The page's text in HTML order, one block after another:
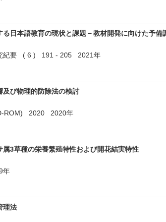
日本語教育の現状と課題－教材開発に向けた予備
究紀要 ( 6 ) 191 - 205 2021年
及び物理的防除法の検討
ROM) 2020 2020年
3草種の栄養繁殖特性および開花結実特性
年
理法